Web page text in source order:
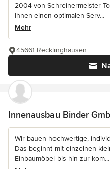
2004 von Schreinermeister
Ihnen einen optimalen Serv...
Mehr
45661 Recklinghausen
Innenausbau Binder
Wir bauen hochwertige,
Das beginnt mit einzelnen
Einbaumöbel bis hin zur kom...